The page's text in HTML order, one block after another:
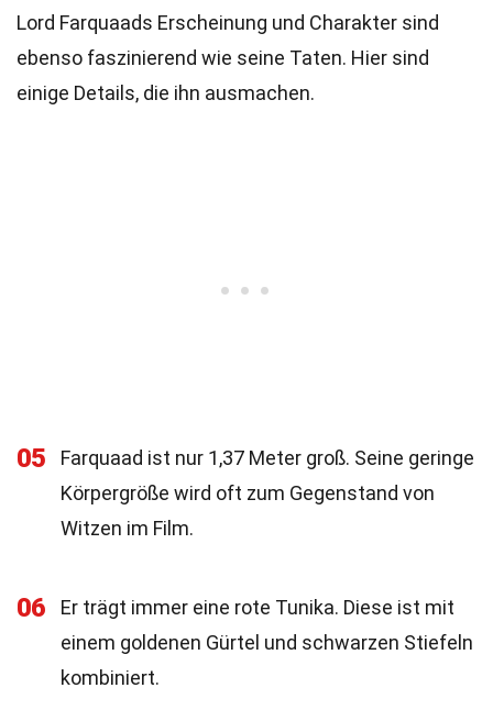
Lord Farquaads Erscheinung und Charakter sind
ebenso faszinierend wie seine Taten. Hier sind
einige Details, die ihn ausmachen.
05
Farquaad ist nur 1,37 Meter groß. Seine geringe
Körpergröße wird oft zum Gegenstand von
Witzen im Film.
06
Er trägt immer eine rote Tunika. Diese ist mit
einem goldenen Gürtel und schwarzen Stiefeln
kombiniert.